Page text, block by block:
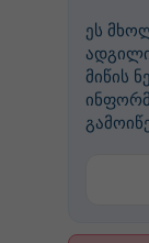
ეს
მიწის